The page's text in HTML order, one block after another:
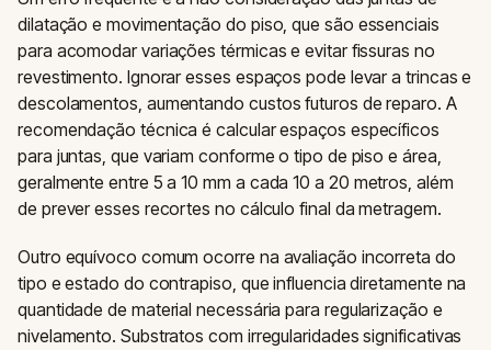
dilatação e movimentação do piso, que são essenciais
para acomodar variações térmicas e evitar fissuras no
revestimento. Ignorar esses espaços pode levar a trincas e
descolamentos, aumentando custos futuros de reparo. A
recomendação técnica é calcular espaços específicos
para juntas, que variam conforme o tipo de piso e área,
geralmente entre 5 a 10 mm a cada 10 a 20 metros, além
de prever esses recortes no cálculo final da metragem.
Outro equívoco comum ocorre na avaliação incorreta do
tipo e estado do contrapiso, que influencia diretamente na
quantidade de material necessária para regularização e
nivelamento. Substratos com irregularidades significativas